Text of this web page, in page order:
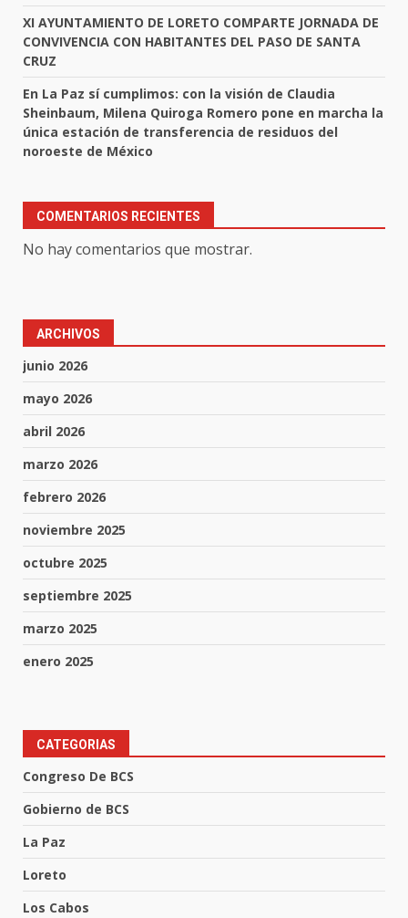
XI AYUNTAMIENTO DE LORETO COMPARTE JORNADA DE
CONVIVENCIA CON HABITANTES DEL PASO DE SANTA
CRUZ
En La Paz sí cumplimos: con la visión de Claudia
Sheinbaum, Milena Quiroga Romero pone en marcha la
única estación de transferencia de residuos del
noroeste de México
COMENTARIOS RECIENTES
No hay comentarios que mostrar.
ARCHIVOS
junio 2026
mayo 2026
abril 2026
marzo 2026
febrero 2026
noviembre 2025
octubre 2025
septiembre 2025
marzo 2025
enero 2025
CATEGORIAS
Congreso De BCS
Gobierno de BCS
La Paz
Loreto
Los Cabos